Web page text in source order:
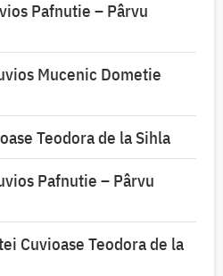
Pafnutie – Pârvu
Mucenic Dometie
Teodora de la Sihla
Pafnutie – Pârvu
Cuvioase Teodora de la